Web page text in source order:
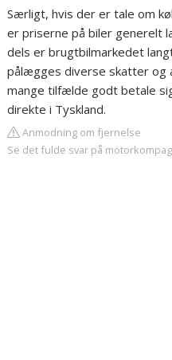
Særligt, hvis der er tale om
er priserne på biler generelt
dels er brugtbilmarkedet
pålægges diverse skatter og
mange tilfælde godt betale
direkte i Tyskland.
Anmodning om fjernelse
Se det fulde svar på